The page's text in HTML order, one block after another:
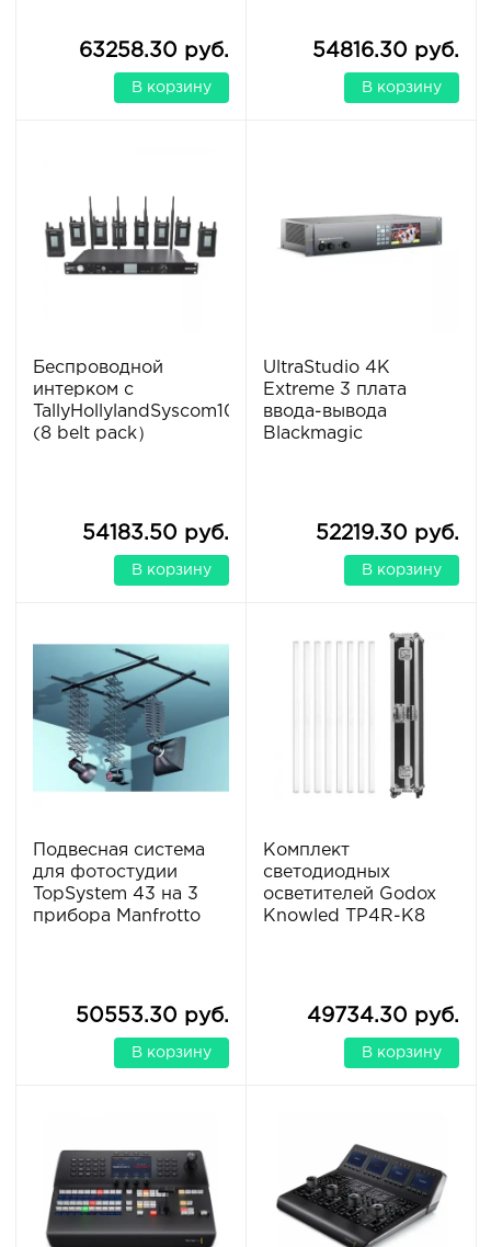
63258.30 руб.
В корзину
54816.30 руб.
В корзину
Беспроводной
интерком с
TallyHollylandSyscom1000T
(8 belt pack）
54183.50 руб.
В корзину
UltraStudio 4K
Extreme 3 плата
ввода-вывода
Blackmagic
52219.30 руб.
В корзину
Подвесная система
для фотостудии
TopSystem 43 на 3
прибора Manfrotto
50553.30 руб.
В корзину
Комплект
светодиодных
осветителей Godox
Knowled TP4R-K8
49734.30 руб.
В корзину